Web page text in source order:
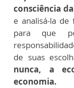
consciência
e analisá-la
para que
de suas
nunca, a
economia.